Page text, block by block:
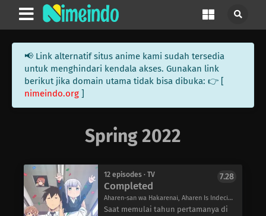
📢 Link alternatif situs anime kami sudah tersedia
untuk menghindari kendala akses. Gunakan link
berikut jika domain utama tidak bisa dibuka: 👉 [
nimeindo.org ]
Spring 2022
12 episodes · TV
Completed
Aharen-san wa Hakarenai, Aharen Is Indecipherable, 阿波連さんははかれない
7.28
Saat memulai tahun pertamanya di